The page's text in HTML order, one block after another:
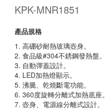
KPK-MNR1851
產品規格
1. 高硼砂耐熱玻璃壺身。
2. 食品級#304不銹鋼發熱盤。
3. 自動彈蓋設計。
4. LED加熱燈顯示。
5. 沸騰、乾燒斷電功能。
6. 360度旋轉分離式加熱底座。
7. 壺身、電源線分離式設計。